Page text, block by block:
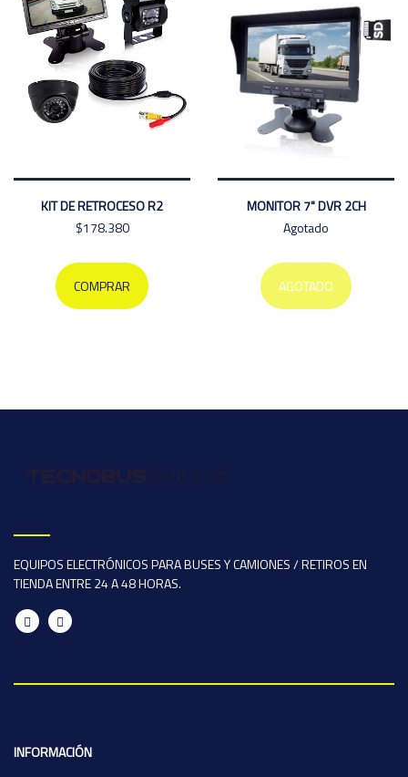
KIT DE RETROCESO R2
$178.380
COMPRAR
MONITOR 7" DVR 2CH
Agotado
AGOTADO
EQUIPOS ELECTRÓNICOS PARA BUSES Y CAMIONES / RETIROS EN
TIENDA ENTRE 24 A 48 HORAS.
INFORMACIÓN